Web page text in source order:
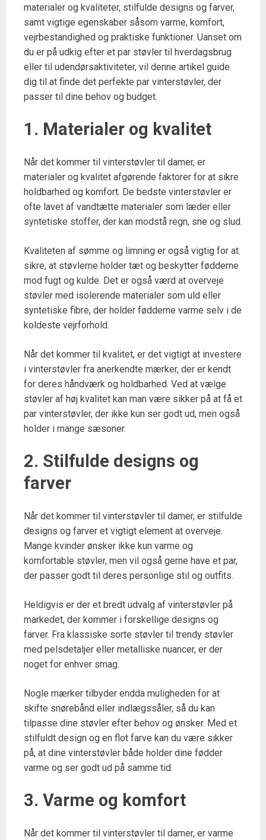
materialer og kvaliteter, stilfulde designs og farver,
samt vigtige egenskaber såsom varme, komfort,
vejrbestandighed og praktiske funktioner. Uanset om
du er på udkig efter et par støvler til hverdagsbrug
eller til udendørsaktiviteter, vil denne artikel guide
dig til at finde det perfekte par vinterstøvler, der
passer til dine behov og budget.
1. Materialer og kvalitet
Når det kommer til vinterstøvler til damer, er
materialer og kvalitet afgørende faktorer for at sikre
holdbarhed og komfort. De bedste vinterstøvler er
ofte lavet af vandtætte materialer som læder eller
syntetiske stoffer, der kan modstå regn, sne og slud.
Kvaliteten af sømme og limning er også vigtig for at
sikre, at støvlerne holder tæt og beskytter fødderne
mod fugt og kulde. Det er også værd at overveje
støvler med isolerende materialer som uld eller
syntetiske fibre, der holder fødderne varme selv i de
koldeste vejrforhold.
Når det kommer til kvalitet, er det vigtigt at investere
i vinterstøvler fra anerkendte mærker, der er kendt
for deres håndværk og holdbarhed. Ved at vælge
støvler af høj kvalitet kan man være sikker på at få et
par vinterstøvler, der ikke kun ser godt ud, men også
holder i mange sæsoner.
2. Stilfulde designs og
farver
Når det kommer til vinterstøvler til damer, er stilfulde
designs og farver et vigtigt element at overveje.
Mange kvinder ønsker ikke kun varme og
komfortable støvler, men vil også gerne have et par,
der passer godt til deres personlige stil og outfits.
Heldigvis er der et bredt udvalg af vinterstøvler på
markedet, der kommer i forskellige designs og
farver. Fra klassiske sorte støvler til trendy støvler
med pelsdetaljer eller metalliske nuancer, er der
noget for enhver smag.
Nogle mærker tilbyder endda muligheden for at
skifte snørebånd eller indlægssåler, så du kan
tilpasse dine støvler efter behov og ønsker. Med et
stilfuldt design og en flot farve kan du være sikker
på, at dine vinterstøvler både holder dine fødder
varme og ser godt ud på samme tid.
3. Varme og komfort
Når det kommer til vinterstøvler til damer, er varme